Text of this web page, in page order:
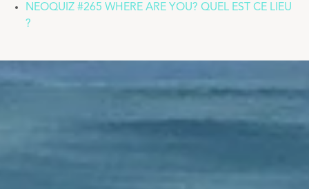
NEOQUIZ #265 WHERE ARE YOU? QUEL EST CE LIEU
?